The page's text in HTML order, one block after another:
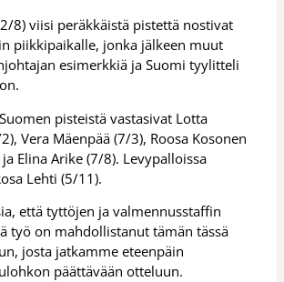
8) viisi peräkkäistä pistettä nostivat
piikkipaikalle, jonka jälkeen muut
esimerkkiä ja Suomi tyylitteli
pisteistä vastasivat Lotta
Vera Mäenpää (7/3), Roosa Kosonen
Elina Arike (7/8). Levypalloissa
Lehti (5/11).
että tyttöjen ja valmennusstaffin
työ on mahdollistanut tämän tässä
josta jatkamme eteenpäin
päättävään otteluun.